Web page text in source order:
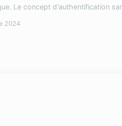
Le concept d'authentification
2024